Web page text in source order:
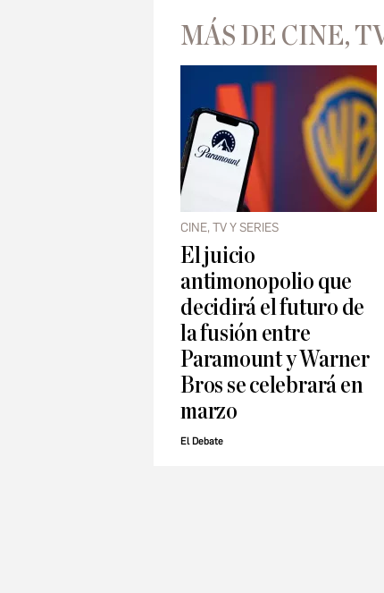
MÁS DE CINE,
CINE, TV Y SERIES
El juicio
antimonopolio que
decidirá el futuro de
la fusión entre
Paramount y Warner
Bros se celebrará en
marzo
El Debate